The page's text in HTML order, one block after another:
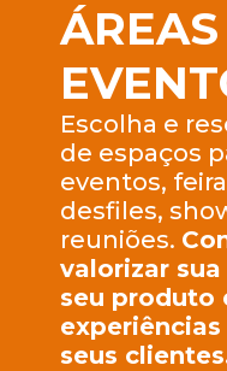
Escolha e
de espaços
eventos,
desfiles,
reuniões.
valorizar
seu produto
seus